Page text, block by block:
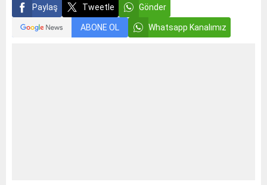
Paylaş Tweetle Gönder
ABONE OL Whatsapp Kanalımız